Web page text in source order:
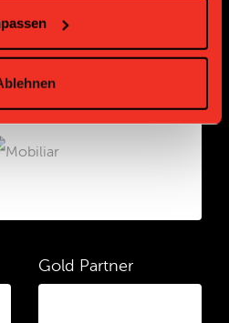
und Partner
Gold Partner